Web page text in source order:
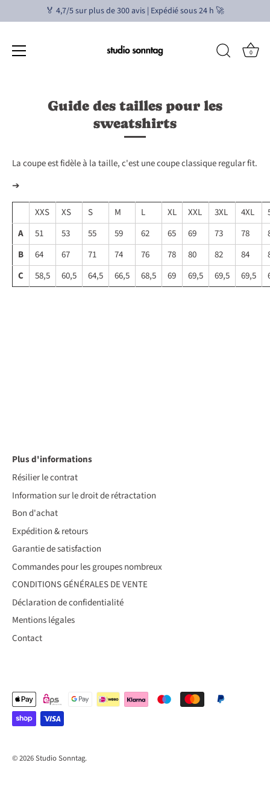
🏅 4,7/5 sur plus de 300 avis | Expédié sous 24 h 🚀
0
Guide des tailles pour les
sweatshirts
La coupe est fidèle à la taille, c'est une coupe classique regular fit.
➔
XXS XS S M L XL XXL 3XL 4XL
A
51 53 55 59 62 65 69 73 78
B
64 67 71 74 76 78 80 82 84
C
58,5 60,5 64,5 66,5 68,5 69 69,5 69,5 69,5
Plus d'informations
Résilier le contrat
Information sur le droit de rétractation
Bon d'achat
Expédition & retours
Garantie de satisfaction
Commandes pour les groupes nombreux
CONDITIONS GÉNÉRALES DE VENTE
Déclaration de confidentialité
Mentions légales
Contact
© 2026Studio Sonntag.